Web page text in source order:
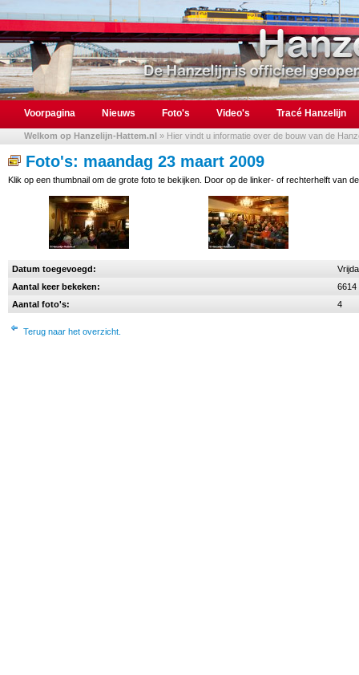
Voorpagina Nieuws Foto's Video's Tracé Hanzelijn
Welkom op Hanzelijn-Hattem.nl » Hier vindt u informatie over de bouw van de
Foto's: maandag 23 maart 2009
Klik op een thumbnail om de grote foto te bekijken. Door op de linker- of rechterhelft van
Datum toegevoegd:
Aantal keer bekeken:
6614
Aantal foto's:
4
Terug naar het overzicht.